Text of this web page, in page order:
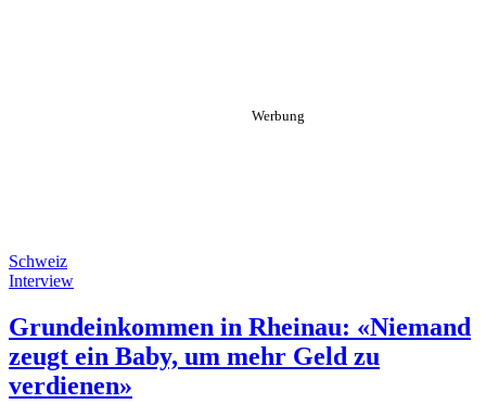
Schweiz
Interview
Grundeinkommen in Rheinau: «Niemand
zeugt ein Baby, um mehr Geld zu
verdienen»